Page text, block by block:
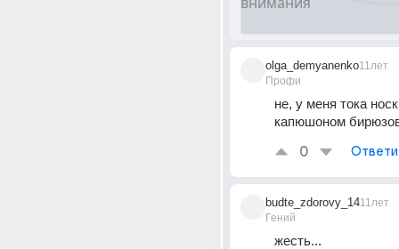
olga_demyanenko
Профи
11лет
не, у меня тока
капюшоном
0
budte_zdorovy_14
Гений
11лет
жесть...